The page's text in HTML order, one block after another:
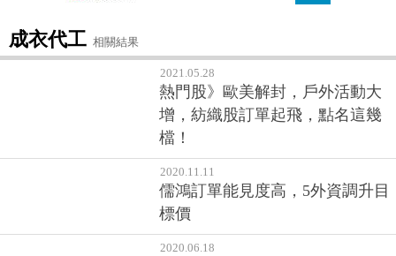
成衣代工 相關結果
2021.05.28
熱門股》歐美解封，戶外活動大
增，紡織股訂單起飛，點名這幾
檔！
2020.11.11
儒鴻訂單能見度高，5外資調升目
標價
2020.06.18